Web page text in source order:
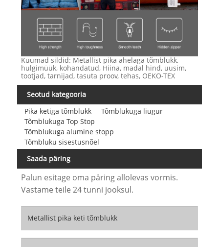
Kuumad sildid: Metallist pika ahelaga tõmblukk,
hulgimüük, kohandatud, Hiina, madal hind, uusim,
tootjad, tarnijad, tasuta proov, tehas, OEKO-TEX
Seotud kategooria
Pika ketiga tõmblukk
Tõmblukuga liugur
Tõmblukuga Top Stop
Tõmblukuga alumine stopp
Tõmbluku sisestusnõel
Saada päring
Palun esitage oma päring allolevas vormis.
Vastame teile 24 tunni jooksul.